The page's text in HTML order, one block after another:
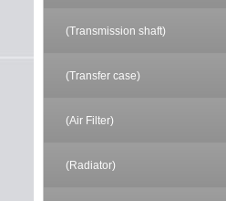
(Transmission shaft)
(Transfer case)
(Air Filter)
(Radiator)